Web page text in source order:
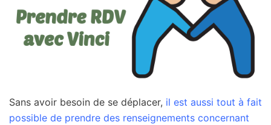
Sans avoir besoin de se déplacer, il est aussi tout à fait
possible de prendre des renseignements concernant